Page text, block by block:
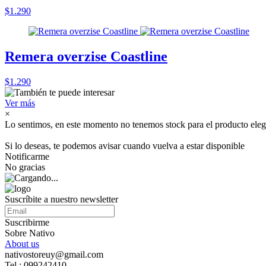
$1.290
Remera overzise Coastline
$1.290
Ver más
×
Lo sentimos, en este momento no tenemos stock para el producto
Si lo deseas, te podemos avisar cuando vuelva a estar disponible
Notificarme
No gracias
Suscríbite a nuestro newsletter
Suscribirme
Sobre Nativo
About us
nativostoreuy@gmail.com